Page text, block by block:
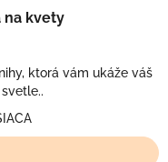
na kvety
ktorá vám ukáže váš
svetle..